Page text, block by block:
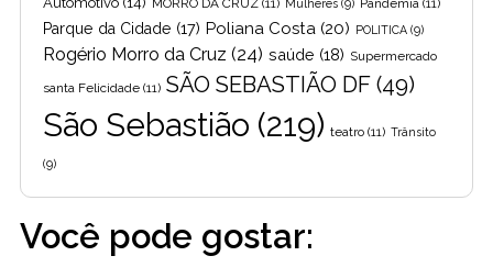
MORRO DA CRUZ (11) Mulheres (9) Pandemia (11)
Parque da Cidade (17) Poliana Costa (20) POLITICA (9)
Rogério Morro da Cruz (24) saúde (18) Supermercado
santa Felicidade (11) SÃO SEBASTIÃO DF (49)
São Sebastião (219) teatro (11) Trânsito
(9)
Você pode gostar: